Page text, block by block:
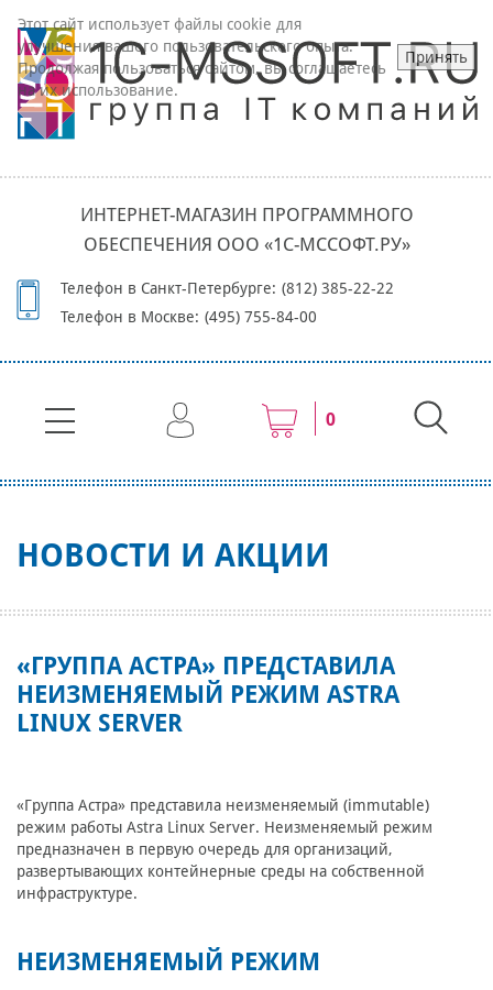
ИНТЕРНЕТ-МАГАЗИН ПРОГРАММНОГО
ОБЕСПЕЧЕНИЯ ООО «1С-МССОФТ.РУ»
Телефон в Санкт-Петербурге: (812) 385-22-22
Телефон в Москве: (495) 755-84-00
0
НОВОСТИ И АКЦИИ
«ГРУППА АСТРА» ПРЕДСТАВИЛА
НЕИЗМЕНЯЕМЫЙ РЕЖИМ ASTRA
LINUX SERVER
«Группа Астра» представила неизменяемый (immutable)
режим работы Astra Linux Server. Неизменяемый режим
предназначен в первую очередь для организаций,
развертывающих контейнерные среды на собственной
инфраструктуре.
НЕИЗМЕНЯЕМЫЙ РЕЖИМ
Этот сайт использует файлы cookie для
улучшения вашего пользовательского опыта.
Продолжая пользоваться сайтом, вы соглашаетесь
на их использование.
Принять